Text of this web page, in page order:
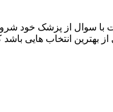
با سوال از پزشک خود
انتخاب هایی باشد که